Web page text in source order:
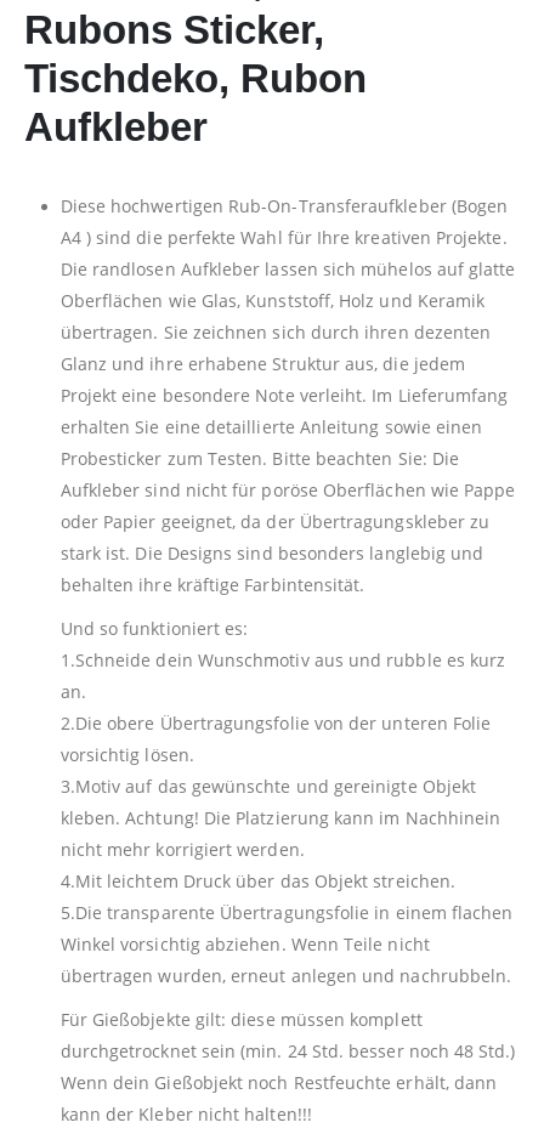
Rubons Sticker,
Tischdeko, Rubon
Aufkleber
Diese hochwertigen Rub-On-Transferaufkleber (Bogen
A4 ) sind die perfekte Wahl für Ihre kreativen Projekte.
Die randlosen Aufkleber lassen sich mühelos auf glatte
Oberflächen wie Glas, Kunststoff, Holz und Keramik
übertragen. Sie zeichnen sich durch ihren dezenten
Glanz und ihre erhabene Struktur aus, die jedem
Projekt eine besondere Note verleiht. Im Lieferumfang
erhalten Sie eine detaillierte Anleitung sowie einen
Probesticker zum Testen. Bitte beachten Sie: Die
Aufkleber sind nicht für poröse Oberflächen wie Pappe
oder Papier geeignet, da der Übertragungskleber zu
stark ist. Die Designs sind besonders langlebig und
behalten ihre kräftige Farbintensität.
Und so funktioniert es:
1.Schneide dein Wunschmotiv aus und rubble es kurz
an.
2.Die obere Übertragungsfolie von der unteren Folie
vorsichtig lösen.
3.Motiv auf das gewünschte und gereinigte Objekt
kleben. Achtung! Die Platzierung kann im Nachhinein
nicht mehr korrigiert werden.
4.Mit leichtem Druck über das Objekt streichen.
5.Die transparente Übertragungsfolie in einem flachen
Winkel vorsichtig abziehen. Wenn Teile nicht
übertragen wurden, erneut anlegen und nachrubbeln.
Für Gießobjekte gilt: diese müssen komplett
durchgetrocknet sein (min. 24 Std. besser noch 48 Std.)
Wenn dein Gießobjekt noch Restfeuchte erhält, dann
kann der Kleber nicht halten!!!